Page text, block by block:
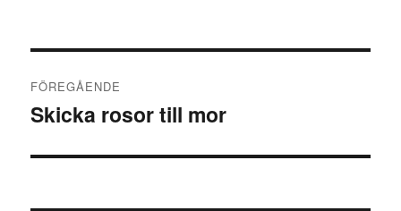
FÖREGÅENDE
Föregående
Skicka rosor till mor